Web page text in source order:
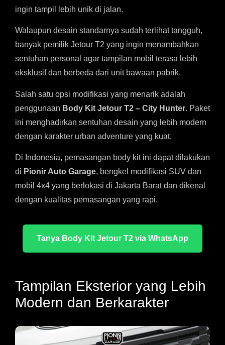
ingin tampil lebih unik di jalan.
Walaupun desain standarnya sudah terlihat tangguh,
banyak pemilik Jetour T2 yang ingin menambahkan
sentuhan personal agar tampilan mobil terasa lebih
eksklusif dan berbeda dari unit bawaan pabrik.
Salah satu opsi modifikasi yang menarik adalah
penggunaan Body Kit Jetour T2 – City Hunter. Paket
ini menghadirkan sentuhan desain yang lebih modern
dengan karakter urban adventure yang kuat.
Di Indonesia, pemasangan body kit ini dapat dilakukan
di Pionir Auto Garage, bengkel modifikasi SUV dan
mobil 4x4 yang berlokasi di Jakarta Barat dan dikenal
dengan kualitas pemasangan yang rapi.
Tanya Body Kit Jetour T2 via WhatsApp
Tampilan Eksterior yang Lebih
Modern dan Berkarakter